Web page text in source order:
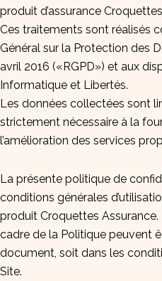
produit d’assurance
Ces traitements sont réalisés
Général sur la Protection des
avril 2016 («RGPD») et aux
Informatique et Libertés.
Les données collectées sont
strictement nécessaire à la
l’amélioration des services
La présente politique de
conditions générales
produit Croquettes
cadre de la Politique peuvent
document, soit dans les
Site.